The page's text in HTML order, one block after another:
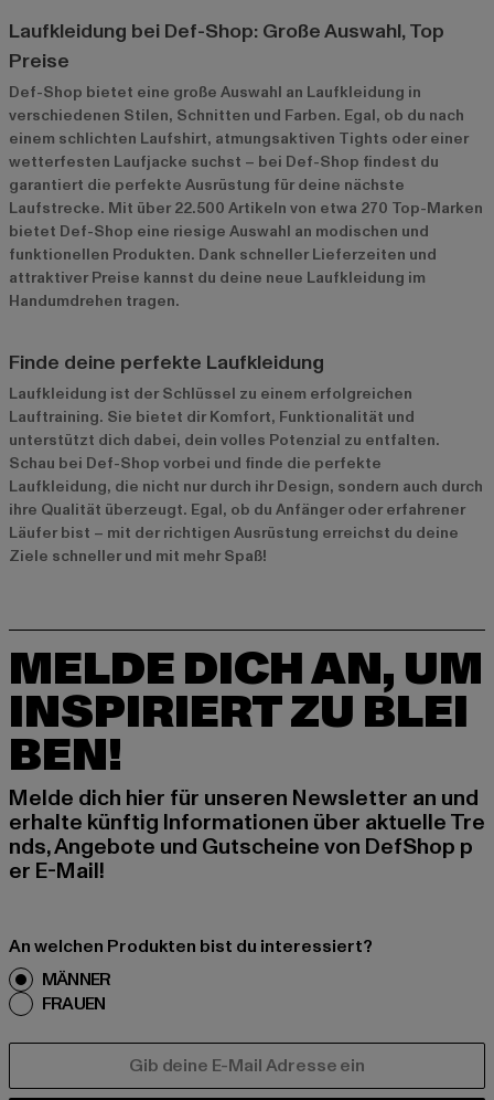
Laufkleidung bei Def-Shop: Große Auswahl, Top
Preise
Def-Shop bietet eine große Auswahl an Laufkleidung in
verschiedenen Stilen, Schnitten und Farben. Egal, ob du nach
einem schlichten Laufshirt, atmungsaktiven Tights oder einer
wetterfesten Laufjacke suchst – bei Def-Shop findest du
garantiert die perfekte Ausrüstung für deine nächste
Laufstrecke. Mit über 22.500 Artikeln von etwa 270 Top-Marken
bietet Def-Shop eine riesige Auswahl an modischen und
funktionellen Produkten. Dank schneller Lieferzeiten und
attraktiver Preise kannst du deine neue Laufkleidung im
Handumdrehen tragen.
Finde deine perfekte Laufkleidung
Laufkleidung ist der Schlüssel zu einem erfolgreichen
Lauftraining. Sie bietet dir Komfort, Funktionalität und
unterstützt dich dabei, dein volles Potenzial zu entfalten.
Schau bei Def-Shop vorbei und finde die perfekte
Laufkleidung, die nicht nur durch ihr Design, sondern auch durch
ihre Qualität überzeugt. Egal, ob du Anfänger oder erfahrener
Läufer bist – mit der richtigen Ausrüstung erreichst du deine
Ziele schneller und mit mehr Spaß!
MELDE DICH AN, UM
INSPIRIERT ZU BLEI
BEN!
Melde dich hier für unseren Newsletter an und
erhalte künftig Informationen über aktuelle Tre
nds, Angebote und Gutscheine von DefShop p
er E-Mail!
An welchen Produkten bist du interessiert?
MÄNNER
FRAUEN